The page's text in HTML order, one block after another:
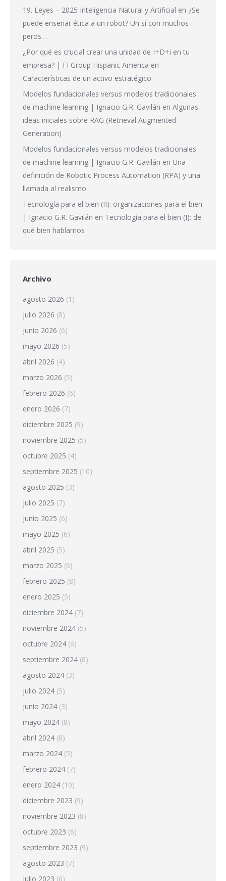
19. Leyes – 2025 Inteligencia Natural y Artificial en ¿Se
puede enseñar ética a un robot? Un sí con muchos
peros…
¿Por qué es crucial crear una unidad de I+D+i en tu
empresa? | FI Group Hispanic America en
Características de un activo estratégico
Modelos fundacionales versus modelos tradicionales
de machine learning | Ignacio G.R. Gavilán en Algunas
ideas iniciales sobre RAG (Retrieval Augmented
Generation)
Modelos fundacionales versus modelos tradicionales
de machine learning | Ignacio G.R. Gavilán en Una
definición de Robotic Process Automation (RPA) y una
llamada al realismo
Tecnología para el bien (II): organizaciones para el bien
| Ignacio G.R. Gavilán en Tecnología para el bien (I): de
qué bien hablamos
Archivo
agosto 2026 (1)
julio 2026 (8)
junio 2026 (6)
mayo 2026 (5)
abril 2026 (4)
marzo 2026 (5)
febrero 2026 (6)
enero 2026 (7)
diciembre 2025 (9)
noviembre 2025 (5)
octubre 2025 (4)
septiembre 2025 (10)
agosto 2025 (3)
julio 2025 (7)
junio 2025 (6)
mayo 2025 (6)
abril 2025 (5)
marzo 2025 (6)
febrero 2025 (8)
enero 2025 (5)
diciembre 2024 (7)
noviembre 2024 (5)
octubre 2024 (6)
septiembre 2024 (8)
agosto 2024 (3)
julio 2024 (5)
junio 2024 (3)
mayo 2024 (8)
abril 2024 (8)
marzo 2024 (5)
febrero 2024 (7)
enero 2024 (10)
diciembre 2023 (9)
noviembre 2023 (8)
octubre 2023 (6)
septiembre 2023 (9)
agosto 2023 (7)
julio 2023 (6)